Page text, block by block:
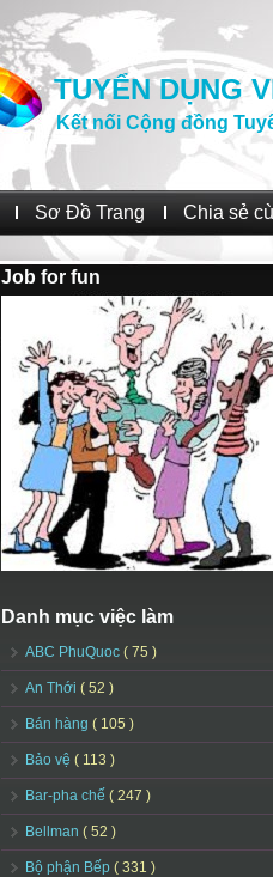
TUYỂN DỤNG
Kết nối Cộng đồng
Sơ Đồ Trang Chia sẻ
Job for fun
Danh mục việc làm
ABC PhuQuoc ( 75 )
An Thới ( 52 )
Bán hàng ( 105 )
Bảo vệ ( 113 )
Bar-pha chế ( 247 )
Bellman ( 52 )
Bộ phận Bếp ( 331 )